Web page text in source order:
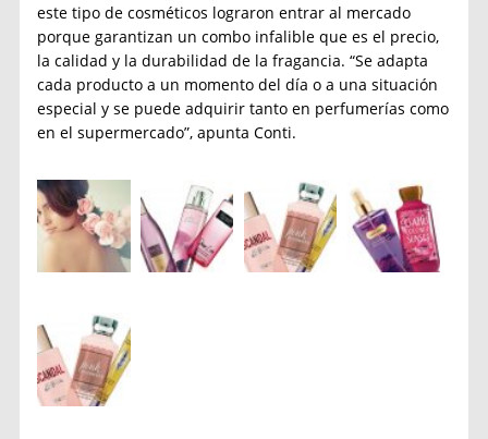
este tipo de cosméticos lograron entrar al mercado
porque garantizan un combo infalible que es el precio,
la calidad y la durabilidad de la fragancia. “Se adapta
cada producto a un momento del día o a una situación
especial y se puede adquirir tanto en perfumerías como
en el supermercado”, apunta Conti.